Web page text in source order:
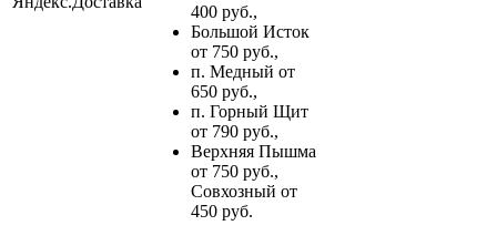
400 руб.,
Большой Исток
от 750 руб.,
п. Медный от
650 руб.,
п. Горный Щит
от 790 руб.,
Верхняя Пышма
от 750 руб.,
Совхозный от
450 руб.